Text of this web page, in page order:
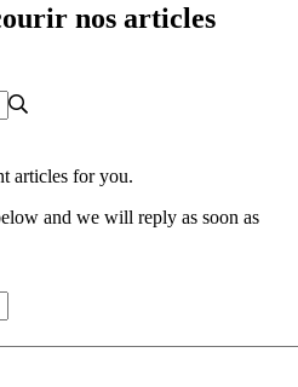
nos articles
articles for you.
and we will reply as soon as